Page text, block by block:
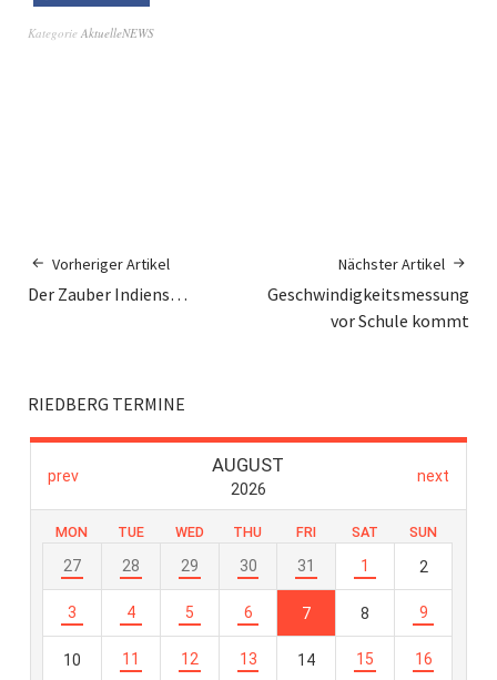
Kategorie AktuelleNEWS
Vorheriger Artikel
Der Zauber Indiens…
Nächster Artikel
Geschwindigkeitsmessung
vor Schule kommt
RIEDBERG TERMINE